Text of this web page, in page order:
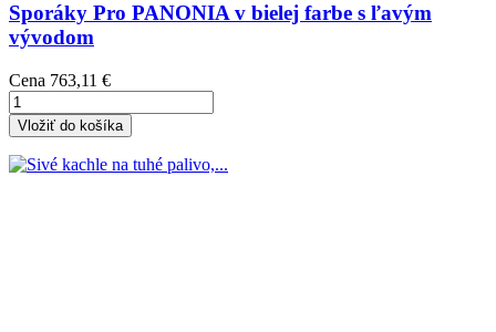
Sporáky Pro PANONIA v bielej farbe s ľavým
vývodom
Cena 763,11 €
Vložiť do košíka